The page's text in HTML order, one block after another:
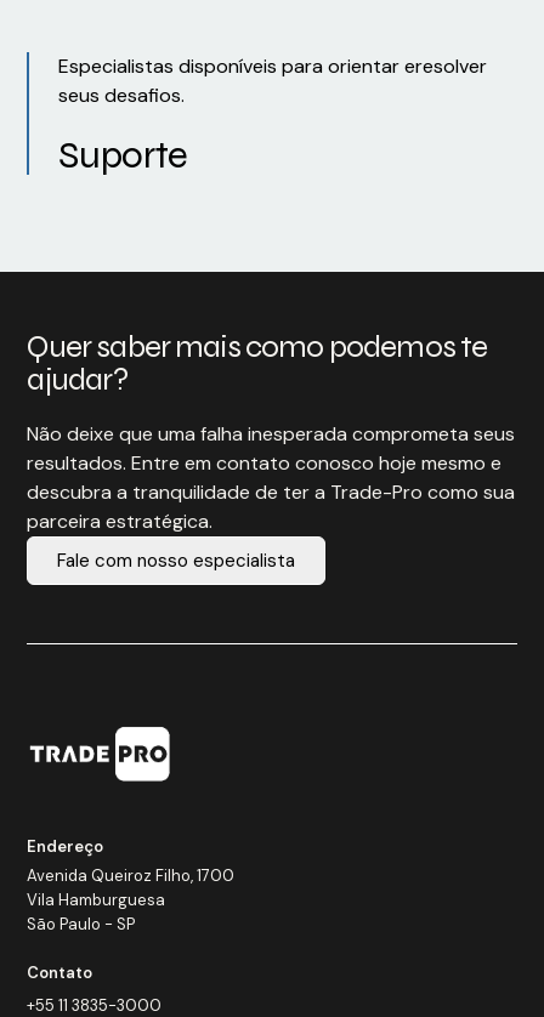
Especialistas disponíveis para orientar eresolver
seus desafios.
Suporte
Quer saber mais como podemos te
ajudar?
Não deixe que uma falha inesperada comprometa seus
resultados. Entre em contato conosco hoje mesmo e
descubra a tranquilidade de ter a Trade-Pro como sua
parceira estratégica.
Fale com nosso especialista
Endereço
Avenida Queiroz Filho, 1700
Vila Hamburguesa
São Paulo - SP
Contato
+55 11 3835-3000